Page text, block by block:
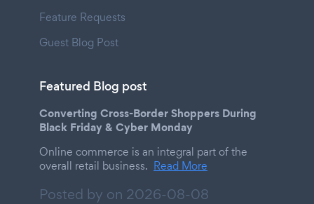
Feature Requests
Guest Blog Post
Featured Blog post
Converting Cross-Border Shoppers During
Black Friday & Cyber Monday
Online commerce is an integral part of the
overall retail business. Read More
Posted by on 2026-08-08